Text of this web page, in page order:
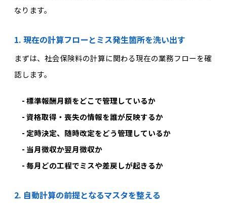
なります。
1. 現在の計算フローとミス発生箇所を洗い出す
まずは、社会保険料の計算に関わる現在の業務フローを確
認します。
- 標準報酬月額をどこで管理しているか
- 資格取得・喪失の情報を誰が反映するか
- 定時決定、随時改定をどう管理しているか
- 当月徴収か翌月徴収か
- 毎月どの工程でミスや差戻しが起きるか
2. 自動計算の前提となるマスタを整える